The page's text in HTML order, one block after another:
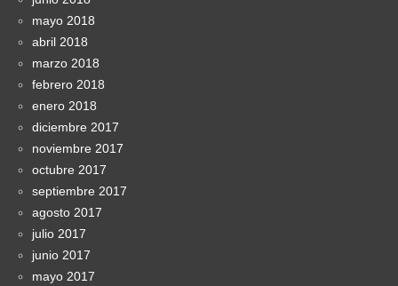
mayo 2018
abril 2018
marzo 2018
febrero 2018
enero 2018
diciembre 2017
noviembre 2017
octubre 2017
septiembre 2017
agosto 2017
julio 2017
junio 2017
mayo 2017